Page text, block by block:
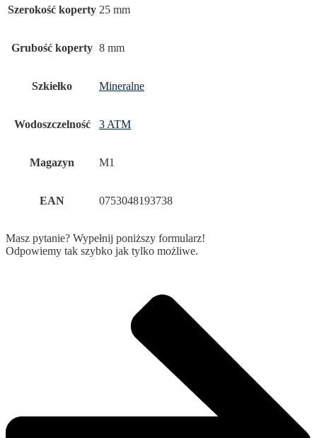
Szerokość koperty 25 mm
Grubość koperty 8 mm
Szkiełko Mineralne
Wodoszczelność 3 ATM
Magazyn M1
EAN 0753048193738
Masz pytanie? Wypełnij poniższy formularz!
Odpowiemy tak szybko jak tylko możliwe.